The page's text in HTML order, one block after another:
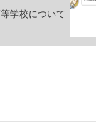
学校について